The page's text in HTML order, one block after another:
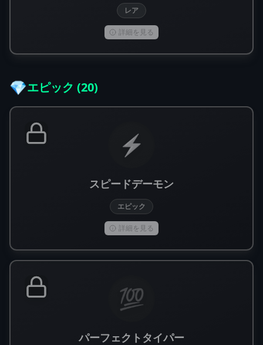
レア
詳細を見る
💎エピック (20)
⚡
スピードデーモン
エピック
詳細を見る
💯
パーフェクトタイパー